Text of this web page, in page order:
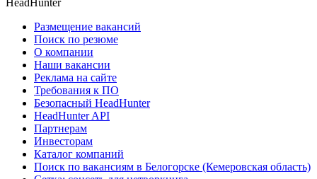
Размещение вакансий
Поиск по резюме
О компании
Наши вакансии
Реклама на сайте
Требования к ПО
Безопасный HeadHunter
HeadHunter API
Партнерам
Инвесторам
Каталог компаний
Поиск по вакансиям в Белогорске (Кемеровская область)